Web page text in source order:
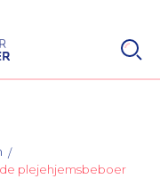
plejehjemsbeboer